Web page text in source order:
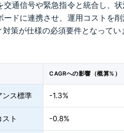
通信号や緊急指令と統合し、
ドに連携させ、運用コストを
策が仕様の必須要件となってい
CAGRへの影響（概算%）
ンス標準 -1.3%
ト -0.8%